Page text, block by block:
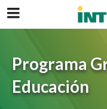
Programa
Educación